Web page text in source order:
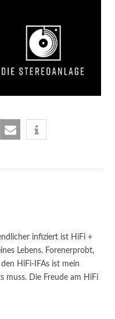
infiziert ist HiFi +
Lebens. Forenerprobt,
HiFi-IFAs ist mein
muss. Die Freude am HiFi